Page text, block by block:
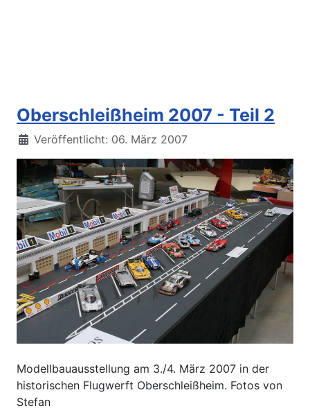
Oberschleißheim 2007 - Teil 2
Details
Veröffentlicht: 06. März 2007
Modellbauausstellung am 3./4. März 2007 in der
historischen Flugwerft Oberschleißheim. Fotos von
Stefan